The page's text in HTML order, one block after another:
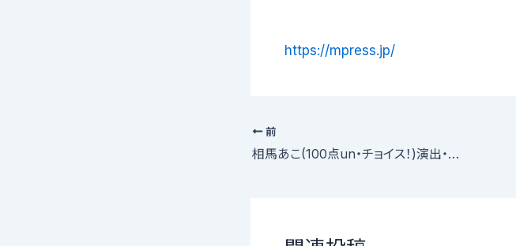
https://mpress.jp/
前
相馬あこ(100点un・チョイス！)演出・書き下ろし、5月ガールズ舞台『YELL（エール）』